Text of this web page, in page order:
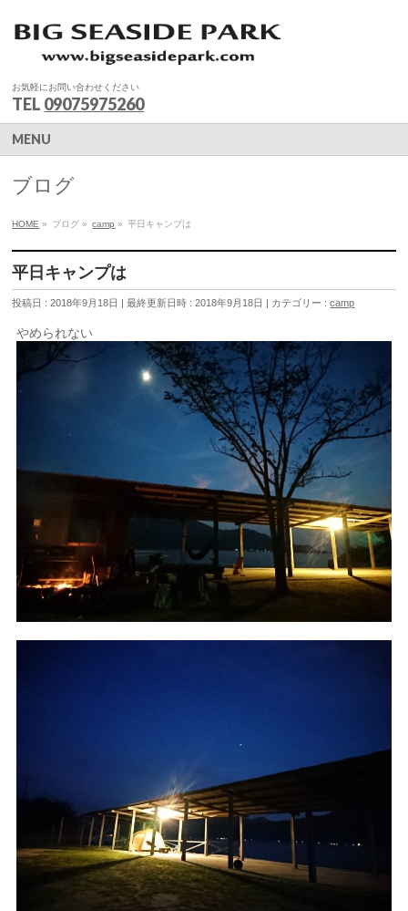
お気軽にお問い合わせください
TEL 09075975260
MENU
ブログ
HOME » ブログ » camp » 平日キャンプは
平日キャンプは
投稿日 : 2018年9月18日 最終更新日時 : 2018年9月18日 カテゴリー :camp
やめられない